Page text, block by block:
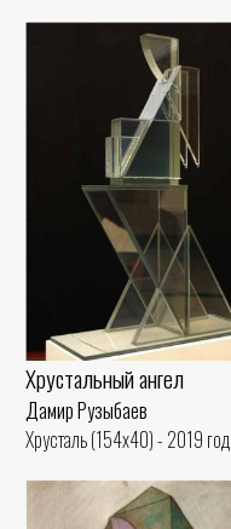
Хрустальный ангел
Дамир Рузыбаев
Хрусталь (154x40) - 2019 год